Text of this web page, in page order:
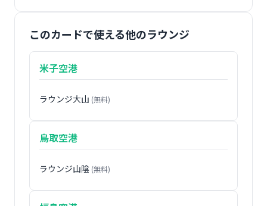
このカードで使える他のラウンジ
米子空港
ラウンジ大山 (無料)
鳥取空港
ラウンジ山陰 (無料)